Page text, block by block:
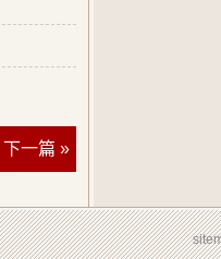
下一篇 »